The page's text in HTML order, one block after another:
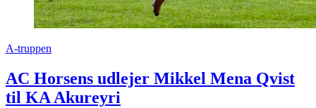
A-truppen
AC Horsens udlejer Mikkel Mena Qvist
til KA Akureyri